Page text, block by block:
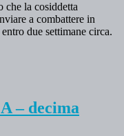
che la cosiddetta
a combattere in
due settimane circa.
– decima